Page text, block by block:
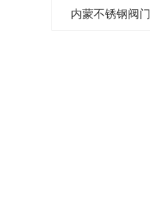
内蒙不锈钢阀门